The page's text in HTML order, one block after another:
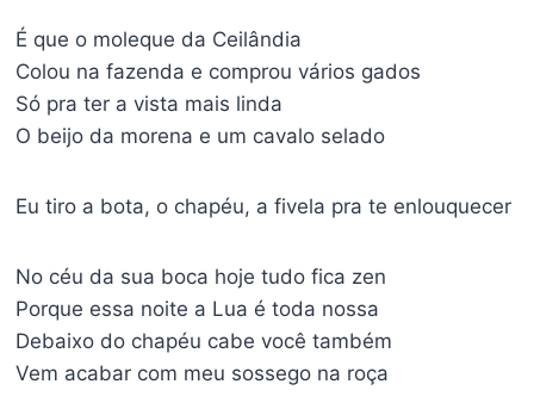
É que o moleque da Ceilândia
Colou na fazenda e comprou vários gados
Só pra ter a vista mais linda
O beijo da morena e um cavalo selado
Eu tiro a bota, o chapéu, a fivela pra te enlouquecer
No céu da sua boca hoje tudo fica zen
Porque essa noite a Lua é toda nossa
Debaixo do chapéu cabe você também
Vem acabar com meu sossego na roça